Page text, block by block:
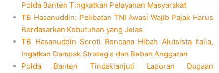
Polda Banten Tingkatkan Pelayanan Masyarakat
TB Hasanuddin: Pelibatan TNI Awasi Wajib Pajak Harus
Berdasarkan Kebutuhan yang Jelas
TB Hasanuddin Soroti Rencana Hibah Alutsista Italia,
Ingatkan Dampak Strategis dan Beban Anggaran
Polda Banten Tindaklanjuti Laporan Dugaan